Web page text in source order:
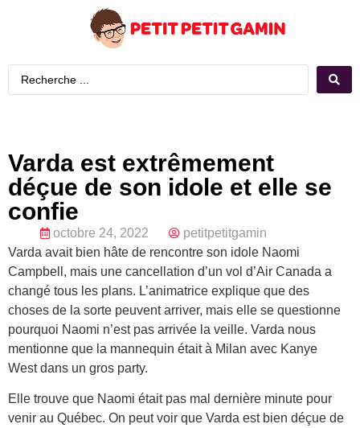
Varda est extrêmement
déçue de son idole et elle se
confie
octobre 24, 2022
petitpetitgamin
Varda avait bien hâte de rencontre son idole Naomi
Campbell, mais une cancellation d’un vol d’Air Canada a
changé tous les plans. L’animatrice explique que des
choses de la sorte peuvent arriver, mais elle se questionne
pourquoi Naomi n’est pas arrivée la veille. Varda nous
mentionne que la mannequin était à Milan avec Kanye
West dans un gros party.
Elle trouve que Naomi était pas mal dernière minute pour
venir au Québec. On peut voir que Varda est bien déçue de